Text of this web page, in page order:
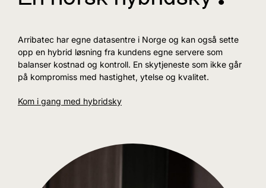
Arribatec har egne datasentre i Norge og kan også sette
opp en hybrid løsning fra kundens egne servere som
balanser kostnad og kontroll. En skytjeneste som ikke går
på kompromiss med hastighet, ytelse og kvalitet.
Kom i gang med hybridsky